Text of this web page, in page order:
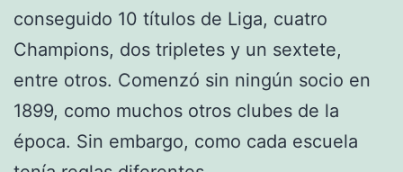
conseguido 10 títulos de Liga, cuatro
Champions, dos tripletes y un sextete,
entre otros. Comenzó sin ningún socio en
1899, como muchos otros clubes de la
época. Sin embargo, como cada escuela